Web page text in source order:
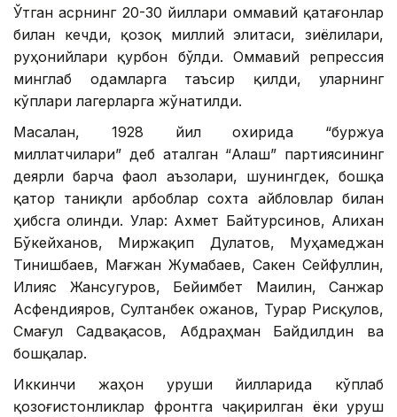
Ўтган асрнинг 20-30 йиллари оммавий қатағонлар
билан кечди, қозоқ миллий элитаси, зиёлилари,
руҳонийлари қурбон бўлди. Оммавий репрессия
минглаб одамларга таъсир қилди, уларнинг
кўплари лагерларга жўнатилди.
Масалан, 1928 йил охирида “буржуа
миллатчилари” деб аталган “Алаш” партиясининг
деярли барча фаол аъзолари, шунингдек, бошқа
қатор таниқли арбоблар сохта айбловлар билан
ҳибсга олинди. Улар: Ахмет ​​Байтурсинов, Алихан
Бўкейханов, Миржақип Дулатов, Муҳамеджан
Тинишбаев, Мағжан Жумабаев, Сакен Сейфуллин,
Илияс Жансугуров, Бейимбет Маилин, Санжар
Асфендияров, Султанбек Қожанов, Турар Рисқулов,
Смағул Садвақасов, Абдраҳман Байдилдин ва
бошқалар.
Иккинчи жаҳон уруши йилларида кўплаб
қозоғистонликлар фронтга чақирилган ёки уруш